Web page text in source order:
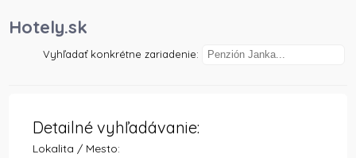
Hotely.sk
Vyhľadať konkrétne zariadenie:
Detailné vyhľadávanie:
Lokalita / Mesto: